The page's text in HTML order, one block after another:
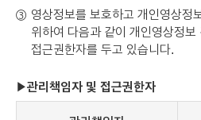
③ 영상정보를 보호하고 개인영상정
위하여 다음과 같이 개인영상정보
접근권한자를 두고 있습니다.
관리책임자 및 접근권한자